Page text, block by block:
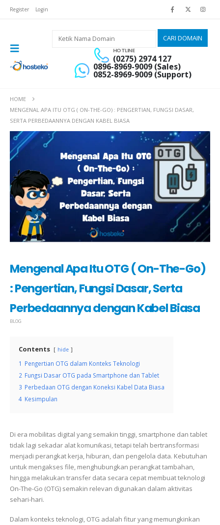
Register Login
HOTLINE
(0275) 2974 127
0896-8969-9009 (Sales)
0852-8969-9009 (Support)
HOME
MENGENAL APA ITU OTG ( ON-THE-GO) : PENGERTIAN, FUNGSI DASAR,
SERTA PERBEDAANNYA DENGAN KABEL BIASA
Mengenal Apa Itu OTG ( On-The-Go)
: Pengertian, Fungsi Dasar, Serta
Perbedaannya dengan Kabel Biasa
BLOG
Contents hide
1 Pengertian OTG dalam Konteks Teknologi
2 Fungsi Dasar OTG pada Smartphone dan Tablet
3 Perbedaan OTG dengan Koneksi Kabel Data Biasa
4 Kesimpulan
Di era mobilitas digital yang semakin tinggi, smartphone dan tablet
tidak lagi sekadar alat komunikasi, tetapi telah bertransformasi
menjadi perangkat kerja, hiburan, dan pengelola data. Kebutuhan
untuk mengakses file, menghubungkan perangkat tambahan,
hingga melakukan transfer data secara cepat membuat teknologi
On-The-Go (OTG) semakin relevan digunakan dalam aktivitas
sehari-hari.
Dalam konteks teknologi, OTG adalah fitur yang memungkinkan